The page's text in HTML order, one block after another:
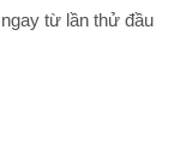
từ lần thử đầu